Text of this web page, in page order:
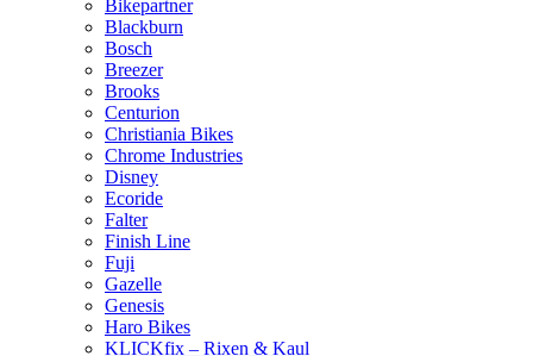
Bikepartner
Blackburn
Bosch
Breezer
Brooks
Centurion
Christiania Bikes
Chrome Industries
Disney
Ecoride
Falter
Finish Line
Fuji
Gazelle
Genesis
Haro Bikes
KLICKfix – Rixen & Kaul